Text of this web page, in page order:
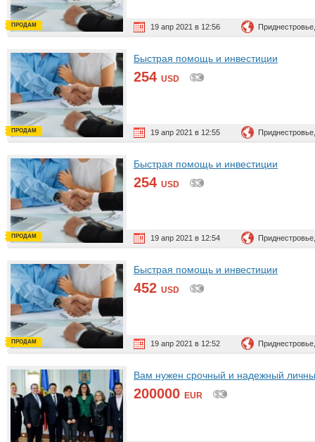
19 апр 2021 в 12:56 Приднестровье,
ПРОДАМ
Быстрая помощь и инвестиции
254 USD
19 апр 2021 в 12:55
ПРОДАМ
Быстрая помощь и инвестиции
254 USD
19 апр 2021 в 12:54
ПРОДАМ
Быстрая помощь и инвестиции
452 USD
19 апр 2021 в 12:52
ПРОДАМ
Вам нужен срочный и надежный
200000 EUR